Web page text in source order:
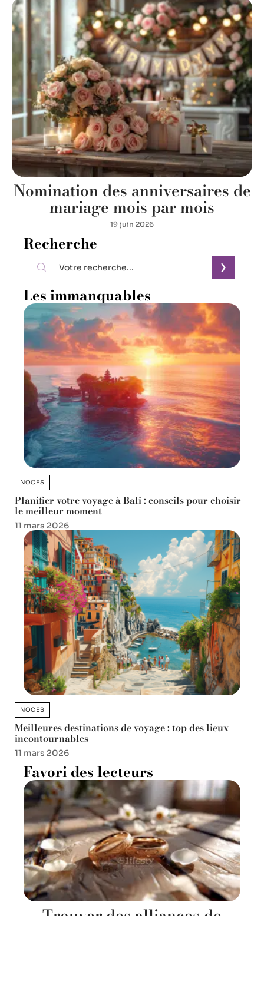
Nomination des anniversaires de
mariage mois par mois
19 juin 2026
Recherche
Les immanquables
NOCES
Planifier votre voyage à Bali : conseils pour choisir
le meilleur moment
11 mars 2026
NOCES
Meilleures destinations de voyage : top des lieux
incontournables
11 mars 2026
Favori des lecteurs
Trouver des alliances de